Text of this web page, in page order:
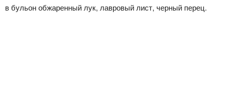
в бульон обжаренный лук, лавровый лист, черный перец.